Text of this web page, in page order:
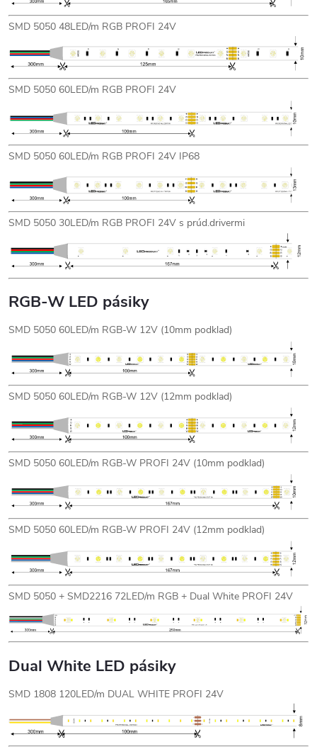
SMD 5050 48LED/m RGB PROFI 24V
SMD 5050 60LED/m RGB PROFI 24V
SMD 5050 60LED/m RGB PROFI 24V IP68
SMD 5050 30LED/m RGB PROFI 24V s prúd.drivermi
RGB-W LED pásiky
SMD 5050 60LED/m RGB-W 12V (10mm podklad)
SMD 5050 60LED/m RGB-W 12V (12mm podklad)
SMD 5050 60LED/m RGB-W PROFI 24V (10mm podklad)
SMD 5050 60LED/m RGB-W PROFI 24V (12mm podklad)
SMD 5050 + SMD2216 72LED/m RGB + Dual White PROFI 24V
Dual White LED pásiky
SMD 1808 120LED/m DUAL WHITE PROFI 24V